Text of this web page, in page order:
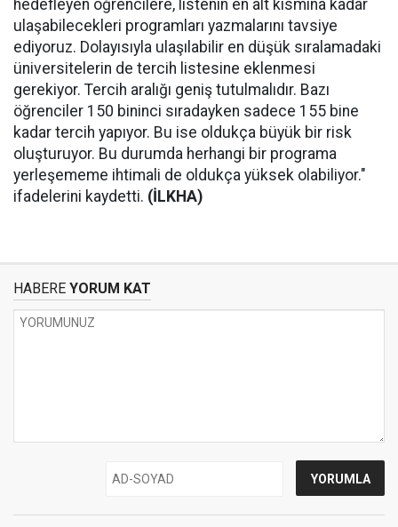
hedefleyen öğrencilere, listenin en alt kısmına kadar
ulaşabilecekleri programları yazmalarını tavsiye
ediyoruz. Dolayısıyla ulaşılabilir en düşük sıralamadaki
üniversitelerin de tercih listesine eklenmesi
gerekiyor. Tercih aralığı geniş tutulmalıdır. Bazı
öğrenciler 150 bininci sıradayken sadece 155 bine
kadar tercih yapıyor. Bu ise oldukça büyük bir risk
oluşturuyor. Bu durumda herhangi bir programa
yerleşememe ihtimali de oldukça yüksek olabiliyor."
ifadelerini kaydetti. (İLKHA)
HABERE YORUM KAT